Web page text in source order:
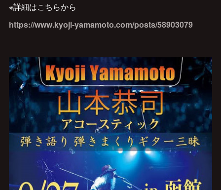
※詳細はこちらから
https://www.kyoji-yamamoto.com/posts/58903079